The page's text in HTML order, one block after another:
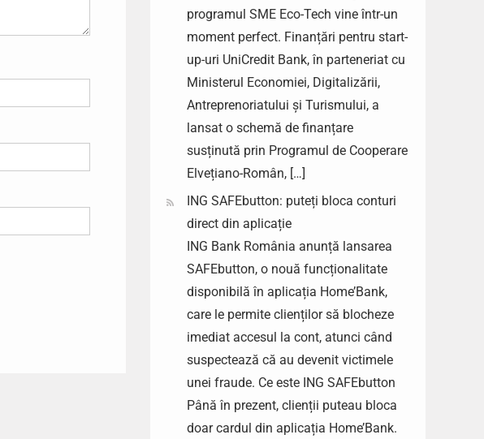
programul SME Eco-Tech vine într-un
moment perfect. Finanțări pentru start-
up-uri UniCredit Bank, în parteneriat cu
Ministerul Economiei, Digitalizării,
Antreprenoriatului și Turismului, a
lansat o schemă de finanțare
susținută prin Programul de Cooperare
Elvețiano-Român, […]
ING SAFEbutton: puteți bloca conturi
direct din aplicație
ING Bank România anunță lansarea
SAFEbutton, o nouă funcționalitate
disponibilă în aplicația Home’Bank,
care le permite clienților să blocheze
imediat accesul la cont, atunci când
suspectează că au devenit victimele
unei fraude. Ce este ING SAFEbutton
Până în prezent, clienții puteau bloca
doar cardul din aplicația Home’Bank.